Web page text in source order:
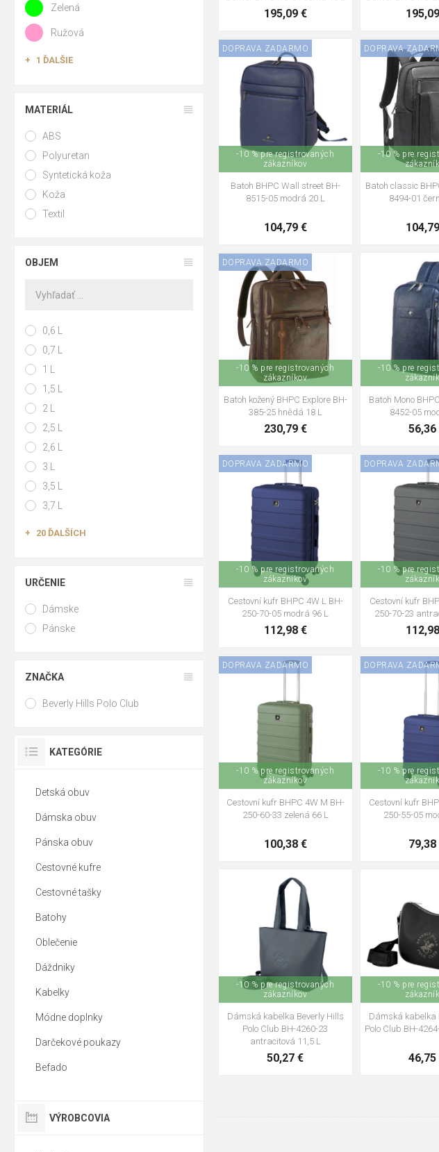
195,09 €
DOPRAVA ZADARMO
-10 % pre registrovaných
zákazníkov
Batoh BHPC Wall street BH-
8515-05 modrá 20 L
104,79 €
DOPRAVA
-10 % pre
Batoh classic
8494-01
DOPRAVA ZADARMO
-10 % pre registrovaných
zákazníkov
Batoh kožený BHPC Explore BH-
385-25 hnědá 18 L
230,79 €
-10 % pre
Batoh Mono
8452-05
56,36
DOPRAVA ZADARMO
-10 % pre registrovaných
zákazníkov
Cestovní kufr BHPC 4W L BH-
250-70-05 modrá 96 L
112,98 €
DOPRAVA
-10 % pre
Cestovní kufr
250-70-23
DOPRAVA ZADARMO
-10 % pre registrovaných
zákazníkov
Cestovní kufr BHPC 4W M BH-
250-60-33 zelená 66 L
100,38 €
DOPRAVA
-10 % pre
Cestovní kufr
250-55-05
79,38
-10 % pre registrovaných
zákazníkov
Dámská kabelka Beverly Hills
Polo Club BH-4260-23
antracitová 11,5 L
50,27 €
-10 % pre
Dámská kabelka
Polo Club BH-
46,75
Zelená
Ružová
1 ĎALŠIE
MATERIÁL
ABS
Polyuretan
Syntetická koža
Koža
Textil
OBJEM
0,6 L
0,7 L
1 L
1,5 L
2 L
2,5 L
2,6 L
3 L
3,5 L
3,7 L
20 ĎALŠÍCH
URČENIE
Dámske
Pánske
ZNAČKA
Beverly Hills Polo Club
KATEGÓRIE
Detská obuv
Dámska obuv
Pánska obuv
Cestovné kufre
Cestovné tašky
Batohy
Oblečenie
Dáždniky
Kabelky
Módne doplnky
Darčekové poukazy
Befado
VÝROBCOVIA